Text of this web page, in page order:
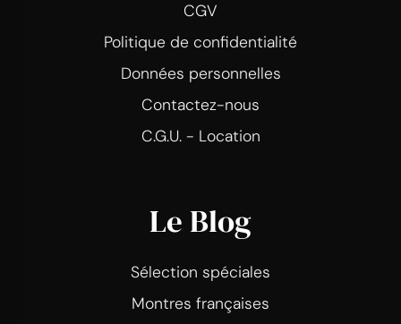
CGV
Politique de confidentialité
Données personnelles
Contactez-nous
C.G.U. - Location
Le Blog
Sélection spéciales
Montres françaises